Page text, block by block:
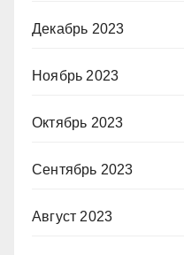
Декабрь 2023
Ноябрь 2023
Октябрь 2023
Сентябрь 2023
Август 2023